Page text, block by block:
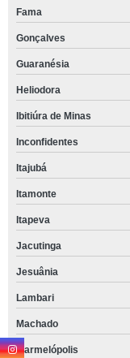
Fama
Gonçalves
Guaranésia
Heliodora
Ibitiúra de Minas
Inconfidentes
Itajubá
Itamonte
Itapeva
Jacutinga
Jesuânia
Lambari
Machado
Marmelópolis